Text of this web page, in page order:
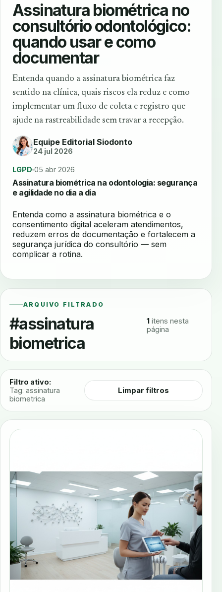
Assinatura biométrica no
consultório odontológico:
quando usar e como
documentar
Entenda quando a assinatura biométrica faz
sentido na clínica, quais riscos ela reduz e como
implementar um fluxo de coleta e registro que
ajude na rastreabilidade sem travar a recepção.
Equipe Editorial Siodonto
24 jul 2026
LGPD 05 abr 2026
Assinatura biométrica na odontologia: segurança
e agilidade no dia a dia
Entenda como a assinatura biométrica e o
consentimento digital aceleram atendimentos,
reduzem erros de documentação e fortalecem a
segurança jurídica do consultório — sem
complicar a rotina.
ARQUIVO FILTRADO
#assinatura
biometrica
1 itens nesta
página
Filtro ativo:
Tag: assinatura
biometrica
Limpar filtros